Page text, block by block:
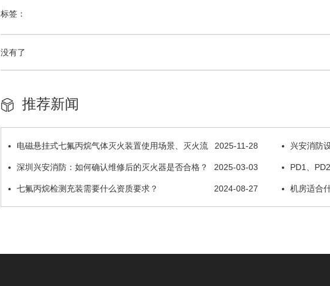
标签：
没有了
推荐新闻
2025-11-28
电磁悬挂式七氟丙烷气体灭火装置使用场景、灭火流
程详解
兴安消防
修服务单位
2025-03-03
深圳兴安消防：如何确认维修后的灭火器是否合格？ PD1、
备气瓶
2024-08-27
七氟丙烷检测充装需要什么资质要求？ 机房适合